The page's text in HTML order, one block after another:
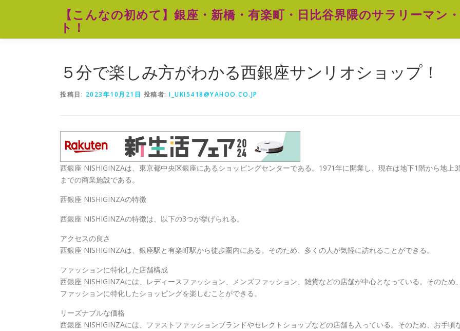
ン
【こんなの初めて】銀座・新橋・有楽町・日比谷界隈のサラリーマン
ト！
５分で楽しみ方がわかる西銀座サンリオショップ！
投稿日: 2023年10月21日 投稿者: I_UKI5418@YAHOO.CO.JP
西銀座 NISHIGINZAは、東京都中央区銀座にあるショッピングセンターである。1971年に開業し、現在は地下1階から地上
までの商業施設である。
西銀座 NISHIGINZAの特徴
西銀座 NISHIGINZAの特徴は、以下の3つが挙げられる。
アクセスの良さ
西銀座 NISHIGINZAは、銀座駅と有楽町駅から徒歩圏内にある。そのため、多くの人が気軽に訪れることができる。
ファッションに特化した店舗構成
西銀座 NISHIGINZAには、レディースファッション、メンズファッション、雑貨などの店舗が中心となっている。そのため
ファッションに特化したショッピングを楽しむことができる。
リーズナブルな価格
西銀座 NISHIGINZAには、ファストファッションブランドやセレクトショップなどの店舗も入っている。そのため、お手頃